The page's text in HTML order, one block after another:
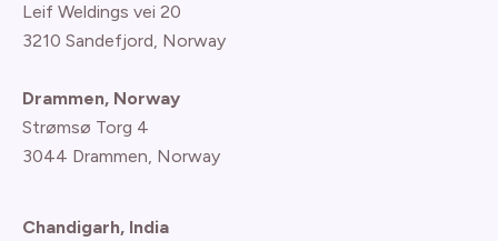
Leif Weldings vei 20
3210 Sandefjord, Norway
Drammen, Norway
Strømsø Torg 4
3044 Drammen, Norway
Chandigarh, India